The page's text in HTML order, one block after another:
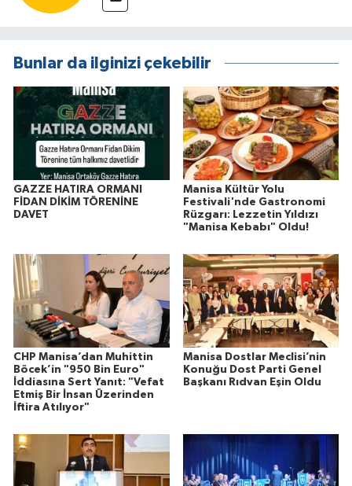
Bunlar da ilginizi çekebilir
GAZZE HATIRA ORMANI
FİDAN DİKİM TÖRENİNE
DAVET
Manisa Kültür Yolu
Festivali'nde Gastronomi
Rüzgarı: Lezzetin Yıldızı
"Manisa Kebabı" Oldu!
CHP Manisa’dan Muhittin
Böcek’in "950 Bin Euro"
İddiasına Sert Yanıt: "Vefat
Etmiş Bir İnsan Üzerinden
İftira Atılıyor"
Manisa Dostlar Meclisi’nin
Konuğu Dost Parti Genel
Başkanı Rıdvan Eşin Oldu